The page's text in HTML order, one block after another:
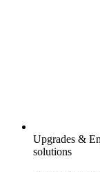
Upgrades &
solutions